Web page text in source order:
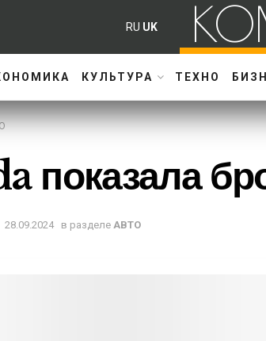
RU UK
КУЛЬТУРА ТЕХНО
показала
28.09.2024 в разделе АВТО